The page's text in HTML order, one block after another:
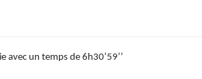
avec un temps de 6h30’59’’